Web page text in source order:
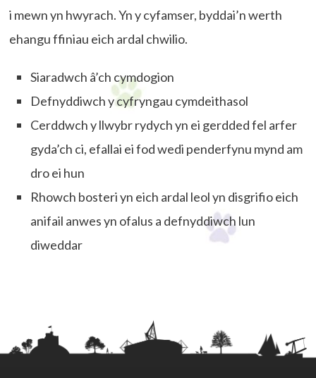
i mewn yn hwyrach. Yn y cyfamser, byddai’n werth
ehangu ffiniau eich ardal chwilio.
Siaradwch â’ch cymdogion
Defnyddiwch y cyfryngau cymdeithasol
Cerddwch y llwybr rydych yn ei gerdded fel arfer
gyda’ch ci, efallai ei fod wedi penderfynu mynd am
dro ei hun
Rhowch bosteri yn eich ardal leol yn disgrifio eich
anifail anwes yn ofalus a defnyddiwch lun
diweddar